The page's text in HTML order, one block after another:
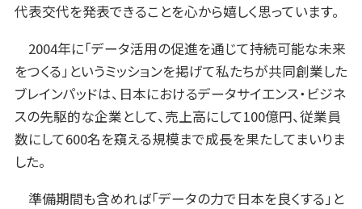
代表交代を発表できることを心から嬉しく思っています。
2004年に「データ活用の促進を通じて持続可能な未来
をつくる」というミッションを掲げて私たちが共同創業した
ブレインパッドは、日本におけるデータサイエンス・ビジネ
スの先駆的な企業として、売上高にして100億円、従業員
数にして600名を窺える規模まで成長を果たしてまいりま
した。
準備期間も含めれば「データの力で日本を良くする」と